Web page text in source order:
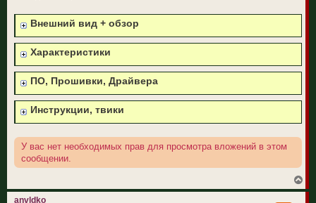
б
щ
н
и
е
Внешний вид + обзор
Характеристики
ПО, Прошивки, Драйвера
Инструкции, твики
У вас нет необходимых прав для просмотра вложений в этом
сообщении.
е
anvldko